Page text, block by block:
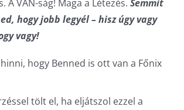
A VAN-ság! Maga a Létezés. Semmit
hogy jobb legyél – hisz úgy vagy
vagy!
hogy Benned is ott van a Főnix
tölt el, ha eljátszol ezzel a